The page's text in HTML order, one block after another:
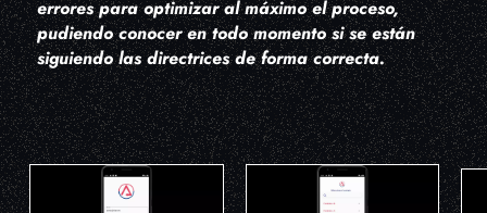
errores para optimizar al máximo el proceso,
pudiendo conocer en todo momento si se están
siguiendo las directrices de forma correcta.